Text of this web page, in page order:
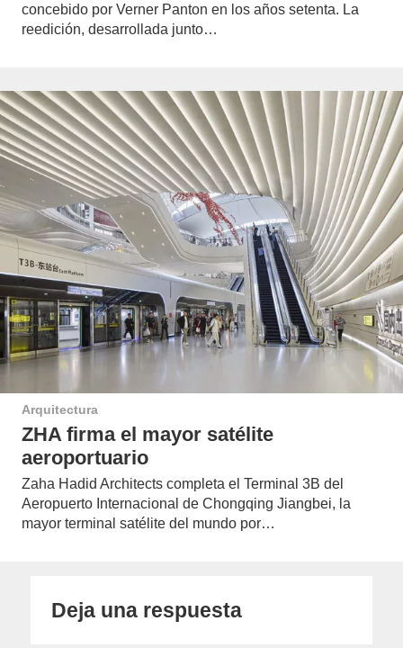
concebido por Verner Panton en los años setenta. La
reedición, desarrollada junto…
Arquitectura
ZHA firma el mayor satélite
aeroportuario
Zaha Hadid Architects completa el Terminal 3B del
Aeropuerto Internacional de Chongqing Jiangbei, la
mayor terminal satélite del mundo por…
Deja una respuesta